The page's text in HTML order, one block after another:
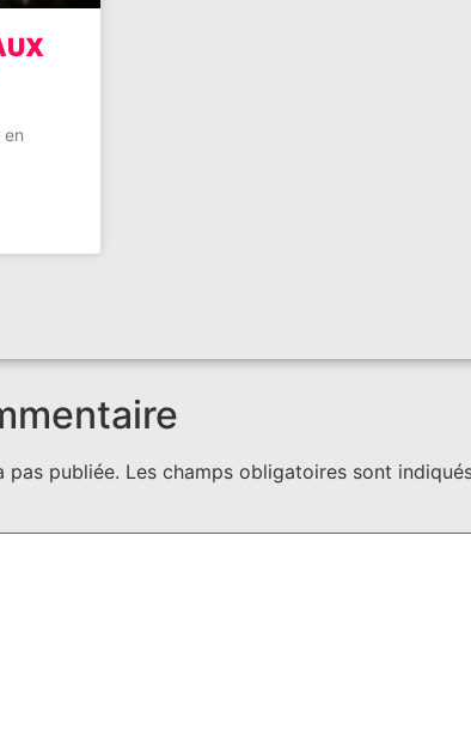
pas publiée. Les champs obligatoires sont